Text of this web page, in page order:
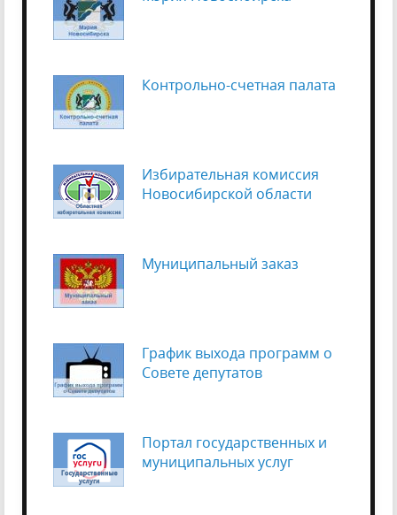
Контрольно-счетная палата
Избирательная комиссия
Новосибирской области
Муниципальный заказ
График выхода программ о
Cовете депутатов
Портал государственных и
муниципальных услуг